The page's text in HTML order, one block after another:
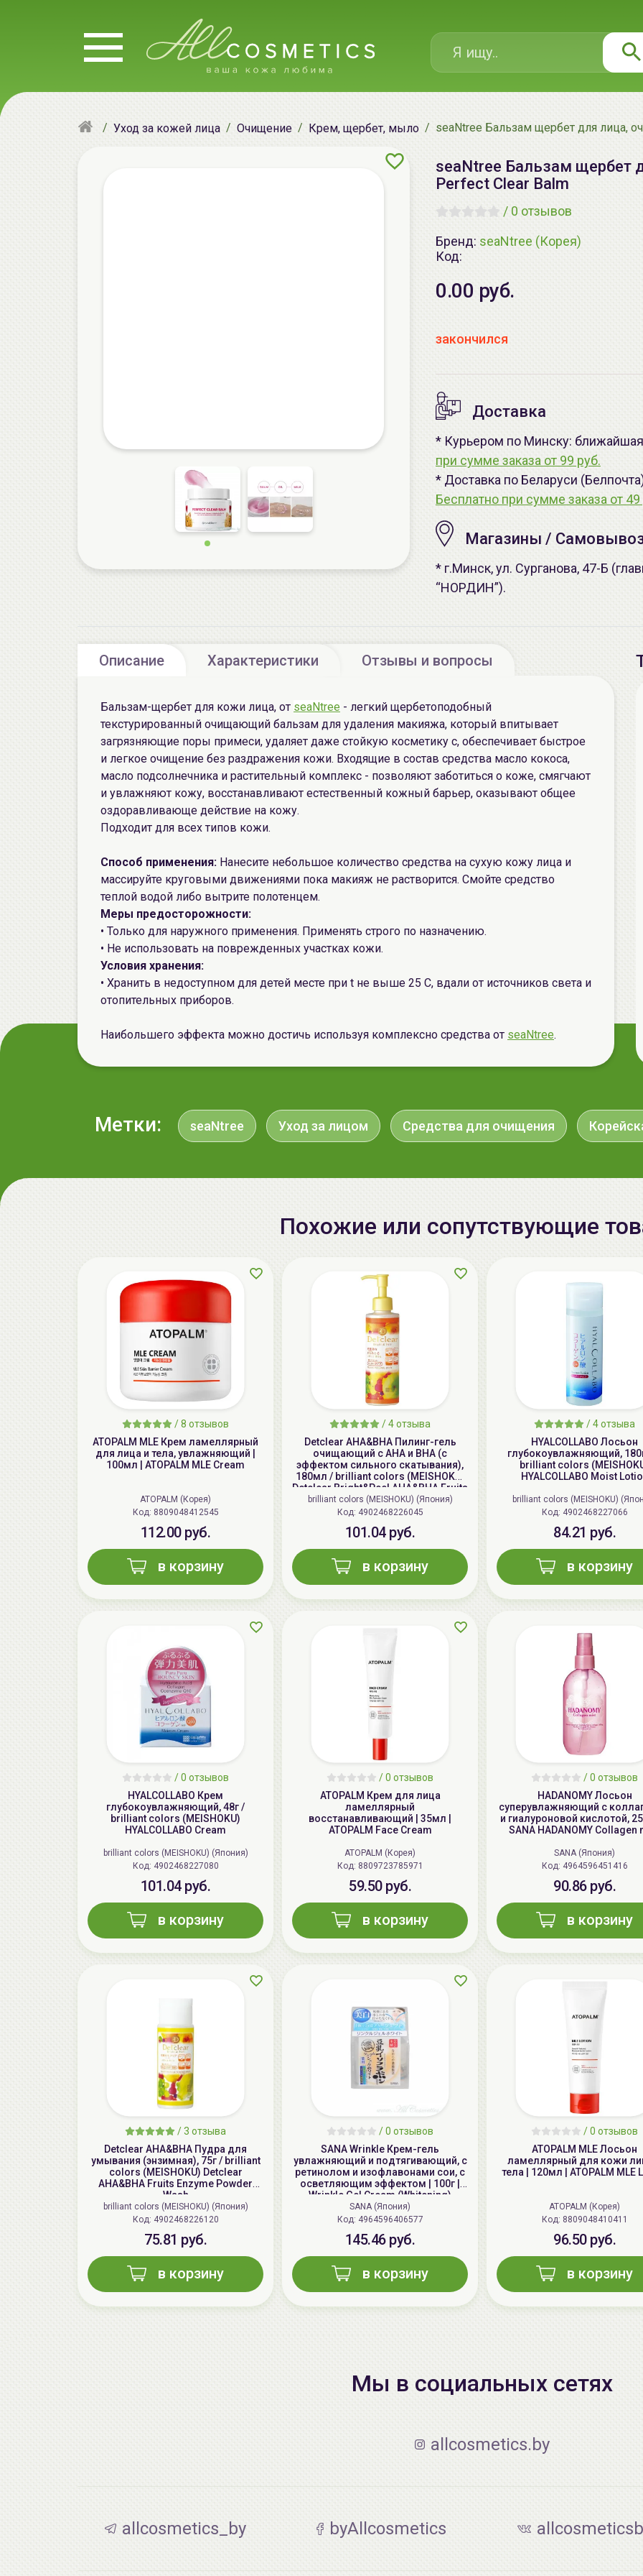
Уход за кожей лица Очищение Крем, щербет, мыло seaNtree Бальзам щербет для лица,
seaNtree Бальзам щербет
Perfect Clear Balm
/ 0 отзывов
Бренд: seaNtree (Корея)
Код:
0.00 руб.
закончился
Доставка
* Курьером по Минску: ближайшая
при сумме заказа от 99 руб.
* Доставка по Беларуси
Бесплатно при сумме заказа от 49
Магазины /
* г.Минск, ул. Сурганова, 47-Б
“НОРДИН”).
Описание Характеристики Отзывы и вопросы
Бальзам-щербет для кожи лица, от seaNtree - легкий щербетоподобный
текстурированный очищающий бальзам для удаления макияжа, который впитывает
загрязняющие поры примеси, удаляет даже стойкую косметику с, обеспечивает быстрое
и легкое очищение без раздражения кожи. Входящие в состав средства масло кокоса,
масло подсолнечника и растительный комплекс - позволяют заботиться о коже, смягчают
и увлажняют кожу, восстанавливают естественный кожный барьер, оказывают общее
оздоравливающе действие на кожу.
Подходит для всех типов кожи.
Способ применения: Нанесите небольшое количество средства на сухую кожу лица и
массируйте круговыми движениями пока макияж не растворится. Смойте средство
теплой водой либо вытрите полотенцем.
Меры предосторожности:
• Только для наружного применения. Применять строго по назначению.
• Не использовать на поврежденных участках кожи.
Условия хранения:
• Хранить в недоступном для детей месте при t не выше 25 С, вдали от источников света и
отопительных приборов.
Наибольшего эффекта можно достичь используя комплексно средства от seaNtree.
Метки: seaNtree Уход за лицом Средства для очищения
Похожие или сопутствующие
/8 отзывов
ATOPALM MLE Крем ламеллярный
для лица и тела, увлажняющий |
100мл | ATOPALM MLE Cream
ATOPALM (Корея)
Код: 8809048412545
112.00 руб.
в корзину
/4 отзыва
Detclear AHA&BHA Пилинг-гель
очищающий с AHA и BHA (с
эффектом сильного скатывания),
180мл / brilliant colors (MEISHOKU)
Detclear Bright&Peel AHA&BHA Fruits
Peeling Jelly
brilliant colors (MEISHOKU) (Япония)
Код: 4902468226045
101.04 руб.
в корзину
/4 отзыва
HYALCOLLABO Лосьон
глубокоувлажняющий,
brilliant colors
HYALCOLLABO Moist
brilliant colors (MEISHOKU)
Код: 4902468227066
84.21 руб.
в корзину
/0 отзывов
HYALCOLLABO Крем
глубокоувлажняющий, 48г /
brilliant colors (MEISHOKU)
HYALCOLLABO Cream
brilliant colors (MEISHOKU) (Япония)
Код: 4902468227080
101.04 руб.
в корзину
/0 отзывов
ATOPALM Крем для лица
ламеллярный
восстанавливающий | 35мл |
ATOPALM Face Cream
ATOPALM (Корея)
Код: 8809723785971
59.50 руб.
в корзину
/0 отзывов
HADANOMY Лосьон
суперувлажняющий с
и гиалуроновой кислотой,
SANA HADANOMY Collagen
SANA (Япония)
Код: 4964596451416
90.86 руб.
в корзину
/3 отзыва
Detclear AHA&BHA Пудра для
умывания (энзимная), 75г / brilliant
colors (MEISHOKU) Detclear
AHA&BHA Fruits Enzyme Powder
Wash
brilliant colors (MEISHOKU) (Япония)
Код: 4902468226120
75.81 руб.
в корзину
/0 отзывов
SANA Wrinkle Крем-гель
увлажняющий и подтягивающий, с
ретинолом и изофлавонами сои, с
осветляющим эффектом | 100г |
Wrinkle Gel Cream (Whitening)
SANA (Япония)
Код: 4964596406577
145.46 руб.
в корзину
/0 отзывов
ATOPALM MLE Лосьон
ламеллярный для кожи
тела | 120мл | ATOPALM MLE
ATOPALM (Корея)
Код: 8809048410411
96.50 руб.
в корзину
Мы в социальных сетях
allcosmetics.by
allcosmetics_by byAllcosmetics